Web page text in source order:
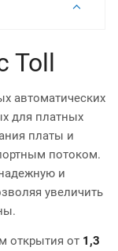
Toll
автоматических
для платных
платы и
потоком.
и
увеличить
открытия от 1,3